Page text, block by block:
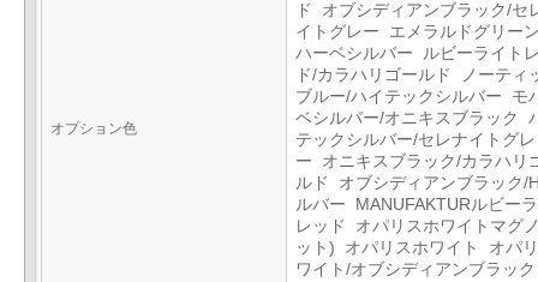
オプション色
ド オブシディアンブラック/セ
イトグレー エメラルドグリー
ハーベシルバー ルビーライト
ド/カラハリゴールド ノーティ
ブルー/ハイテックシルバー モ
ベシルバー/オニキスブラック
テックシルバー/セレナイトグレ
ー オニキスブラック/カラハリ
ルド オブシディアンブラック/
ルバー MANUFAKTURルビー
レッド オパリスホワイトマグ
ット) オパリスホワイト オパ
ワイト/オブシディアンブラッ